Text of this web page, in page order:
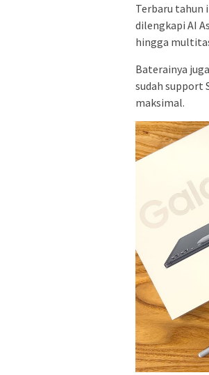
Terbaru tahun
dilengkapi AI
hingga
Baterainya
sudah support
maksimal.